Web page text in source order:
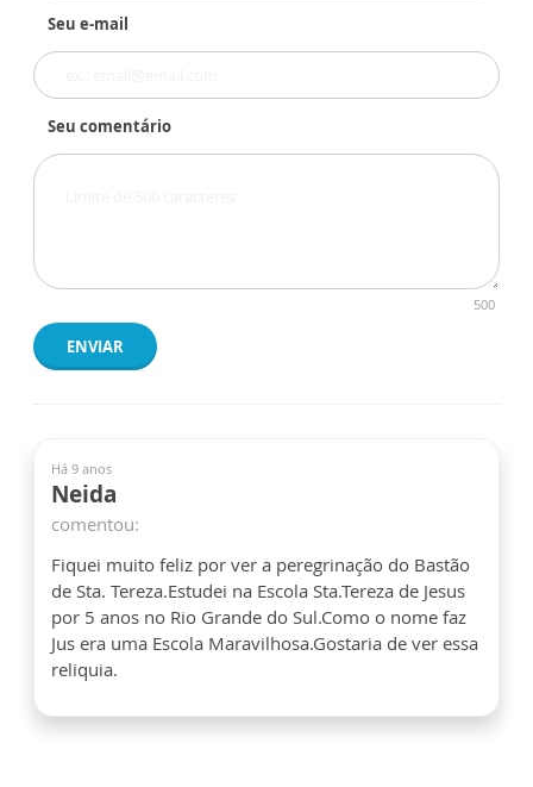
Seu e-mail
Seu comentário
500
ENVIAR
Há 9 anos
Neida
comentou:
Fiquei muito feliz por ver a peregrinação do Bastão
de Sta. Tereza.Estudei na Escola Sta.Tereza de Jesus
por 5 anos no Rio Grande do Sul.Como o nome faz
Jus era uma Escola Maravilhosa.Gostaria de ver essa
reliquia.